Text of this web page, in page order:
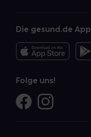
Die gesund.de App
Folge uns!